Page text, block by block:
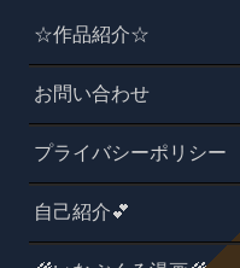
☆作品紹介☆
お問い合わせ
プライバシーポリシー
自己紹介💕